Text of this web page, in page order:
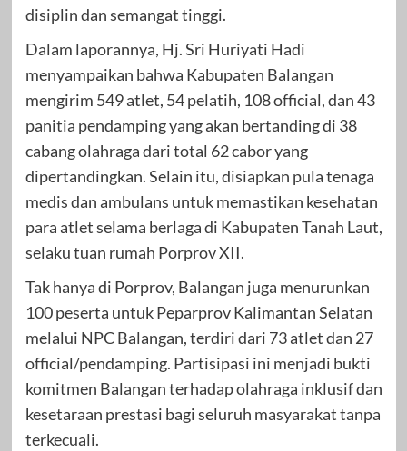
disiplin dan semangat tinggi.
Dalam laporannya, Hj. Sri Huriyati Hadi
menyampaikan bahwa Kabupaten Balangan
mengirim 549 atlet, 54 pelatih, 108 official, dan 43
panitia pendamping yang akan bertanding di 38
cabang olahraga dari total 62 cabor yang
dipertandingkan. Selain itu, disiapkan pula tenaga
medis dan ambulans untuk memastikan kesehatan
para atlet selama berlaga di Kabupaten Tanah Laut,
selaku tuan rumah Porprov XII.
Tak hanya di Porprov, Balangan juga menurunkan
100 peserta untuk Peparprov Kalimantan Selatan
melalui NPC Balangan, terdiri dari 73 atlet dan 27
official/pendamping. Partisipasi ini menjadi bukti
komitmen Balangan terhadap olahraga inklusif dan
kesetaraan prestasi bagi seluruh masyarakat tanpa
terkecuali.